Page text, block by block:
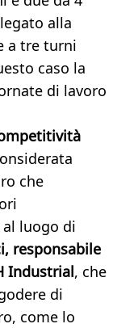
alla
a tre turni
caso la
di lavoro
che
al luogo di
responsabile
Industrial, che
di
come lo